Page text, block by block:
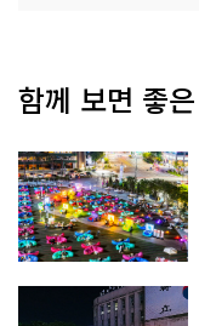
함께 보면 좋